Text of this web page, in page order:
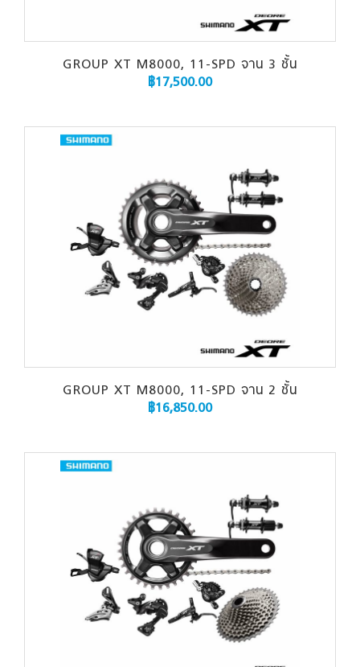
GROUP XT M8000, 11-SPD จาน 3 ชั้น
฿17,500.00
GROUP XT M8000, 11-SPD จาน 2 ชั้น
฿16,850.00